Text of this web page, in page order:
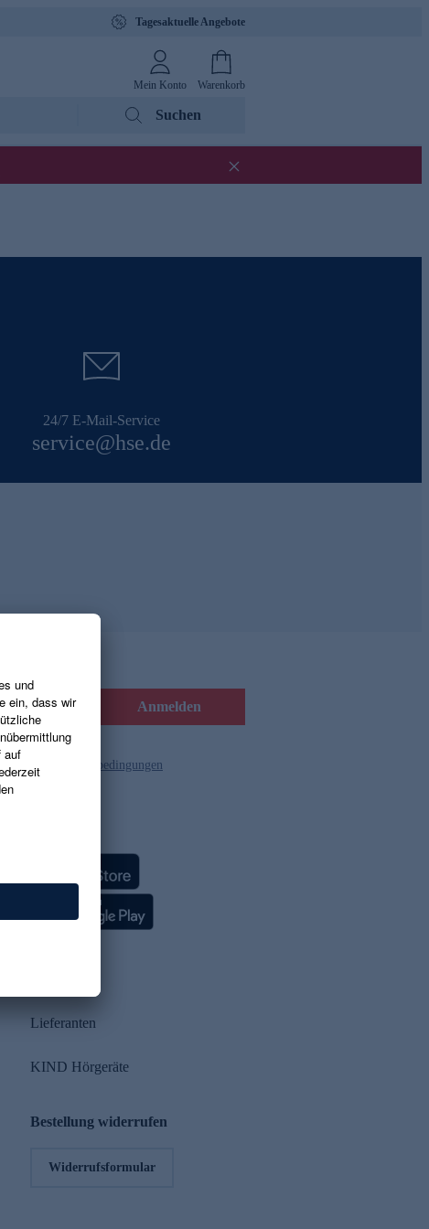
Tagesaktuelle Angebote
Mein Konto Warenkorb
Suchen
24/7 E-Mail-Service
service@hse.de
Anmelden
und die Gutscheinbedingungen
Lieferanten
KIND Hörgeräte
Bestellung widerrufen
Widerrufsformular